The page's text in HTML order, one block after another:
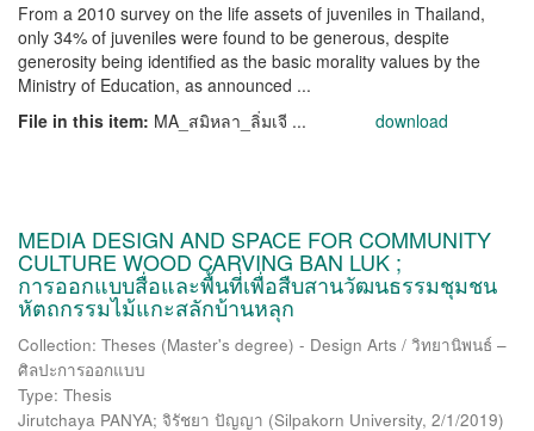
From a 2010 survey on the life assets of juveniles in Thailand,
only 34% of juveniles were found to be generous, despite
generosity being identified as the basic morality values by the
Ministry of Education, as announced ...
File in this item: MA_สมิหลา_ลิ่มเจี ... download
MEDIA DESIGN AND SPACE FOR COMMUNITY
CULTURE WOOD CARVING BAN LUK ;
การออกแบบสื่อและพื้นที่เพื่อสืบสานวัฒนธรรมชุมชน
หัตถกรรมไม้แกะสลักบ้านหลุก
Collection: Theses (Master's degree) - Design Arts / วิทยานิพนธ์ –
ศิลปะการออกแบบ
Type: Thesis
Jirutchaya PANYA; จิรัชยา ปัญญา (Silpakorn University, 2/1/2019)